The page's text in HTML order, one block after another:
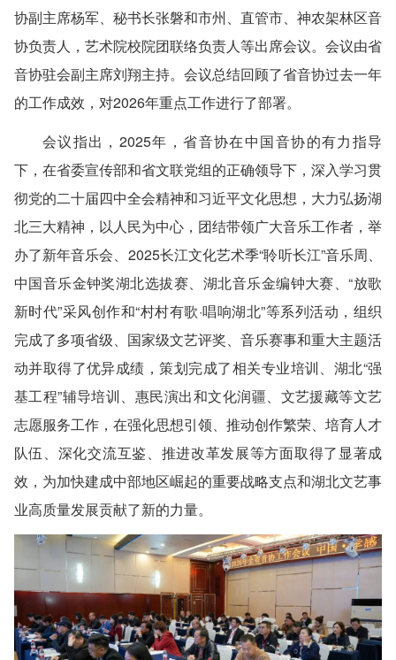
协副主席杨军、秘书长张磐和市州、直管市、神农架林区音
协负责人，艺术院校院团联络负责人等出席会议。会议由省
音协驻会副主席刘翔主持。会议总结回顾了省音协过去一年
的工作成效，对2026年重点工作进行了部署。
会议指出，2025年，省音协在中国音协的有力指导
下，在省委宣传部和省文联党组的正确领导下，深入学习贯
彻党的二十届四中全会精神和习近平文化思想，大力弘扬湖
北三大精神，以人民为中心，团结带领广大音乐工作者，举
办了新年音乐会、2025长江文化艺术季“聆听长江”音乐周、
中国音乐金钟奖湖北选拔赛、湖北音乐金编钟大赛、“放歌
新时代”采风创作和“村村有歌·唱响湖北”等系列活动，组织
完成了多项省级、国家级文艺评奖、音乐赛事和重大主题活
动并取得了优异成绩，策划完成了相关专业培训、湖北“强
基工程”辅导培训、惠民演出和文化润疆、文艺援藏等文艺
志愿服务工作，在强化思想引领、推动创作繁荣、培育人才
队伍、深化交流互鉴、推进改革发展等方面取得了显著成
效，为加快建成中部地区崛起的重要战略支点和湖北文艺事
业高质量发展贡献了新的力量。